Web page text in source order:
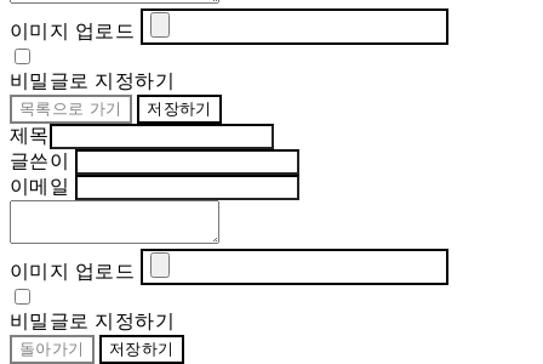
이미지 업로드
비밀글로 지정하기
목록으로 가기 저장하기
제목
글쓴이
이메일
이미지 업로드
비밀글로 지정하기
돌아가기 저장하기